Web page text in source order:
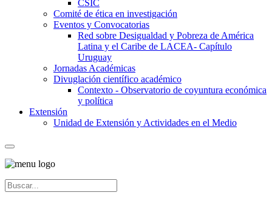
CSIC
Comité de ética en investigación
Eventos y Convocatorias
Red sobre Desigualdad y Pobreza de América
Latina y el Caribe de LACEA- Capítulo
Uruguay
Jornadas Académicas
Divuglación científico académico
Contexto - Observatorio de coyuntura económica
y política
Extensión
Unidad de Extensión y Actividades en el Medio